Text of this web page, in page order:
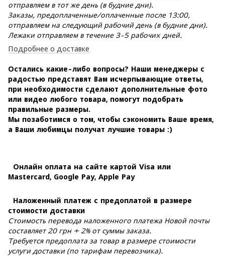
отправляем в тот же день (в будние дни).
Заказы, предоплаченные/оплаченные после 13:00,
отправляем на следующий рабочий день (в будние дни).
Лежаки отправляем в течение 3-5 рабочих дней.
Подробнее о доставке
Остались какие-либо вопросы? Наши менеджеры с
радостью представят Вам исчерпывающие ответы,
при необходимости сделают дополнительные фото
или видео любого товара, помогут подобрать
правильные размеры.
Мы позаботимся о том, чтобы сэкономить Ваше время,
а Ваши любимцы получат лучшие товары :)
Онлайн оплата на сайте картой Visa или
Mastercard, Google Pay, Apple Pay
Наложенный платеж с предоплатой в размере
стоимости доставки
Стоимость перевода наложенного платежа Новой почты
составляет 20 грн + 2% от суммы заказа.
Требуется предоплата за товар в размере стоимости
услуги доставки (по тарифам перевозчика).